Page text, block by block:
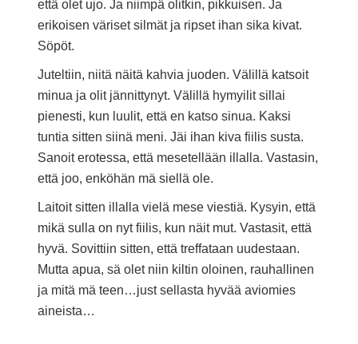
että olet ujo. Ja niimpä olitkin, pikkuisen. Ja
erikoisen väriset silmät ja ripset ihan sika kivat.
Söpöt.
Juteltiin, niitä näitä kahvia juoden. Välillä katsoit
minua ja olit jännittynyt. Välillä hymyilit sillai
pienesti, kun luulit, että en katso sinua. Kaksi
tuntia sitten siinä meni. Jäi ihan kiva fiilis susta.
Sanoit erotessa, että mesetellään illalla. Vastasin,
että joo, enköhän mä siellä ole.
Laitoit sitten illalla vielä mese viestiä. Kysyin, että
mikä sulla on nyt fiilis, kun näit mut. Vastasit, että
hyvä. Sovittiin sitten, että treffataan uudestaan.
Mutta apua, sä olet niin kiltin oloinen, rauhallinen
ja mitä mä teen…just sellasta hyvää aviomies
aineista…